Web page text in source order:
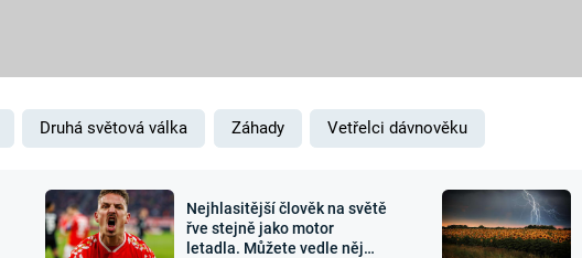
MARS
Záhady a
Zajímavosti
Druhá světová válka Záhady Vetřelci dávnověku
Nejhlasitější člověk na světě
řve stejně jako motor
letadla. Můžete vedle něj